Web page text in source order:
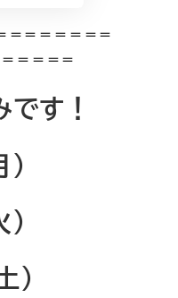
＝＝＝＝＝＝＝
＝＝＝＝
す！
）